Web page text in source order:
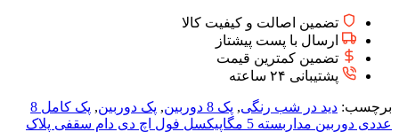
تضمین اصالت و کیفیت کالا
ارسال با پست پیشتاز
تضمین کمترین قیمت
پشتیبانی ۲۴ ساعته
برچسب: دید در شب رنگی, پک 8 دوربین , پک دوربین,
پک کامل 8
عددی دوربین مداربسته 5 مگاپیکسل فول اچ دی دام سقفی پلاک